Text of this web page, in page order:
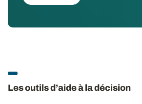
Les outils d’aide à la décision